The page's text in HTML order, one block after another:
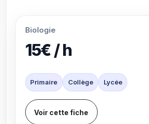
Biologie
15€ / h
Primaire Collège Lycée
Voir cette fiche